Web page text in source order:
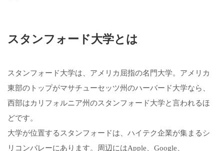
スタンフォード大学とは
スタンフォード大学は、アメリカ屈指の名門大学。アメリカ
東部のトップがマサチューセッツ州のハーバード大学なら、
西部はカリフォルニア州のスタンフォード大学と言われるほ
どです。
大学が位置するスタンフォードは、ハイテク企業が集まるシ
リコンバレーにあります。周辺にはApple、Google、